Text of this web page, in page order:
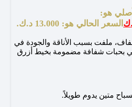
هو:
السعر الحالي هو: 13.000 د.ك.
ملفت بسبب الأناقة والجودة في
بحبات شفافة مضمومة بخيط أزرق
متين يدوم طويلاً.